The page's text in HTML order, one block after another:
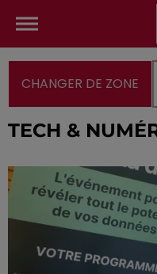
CHANGER DE ZONE
TECH &